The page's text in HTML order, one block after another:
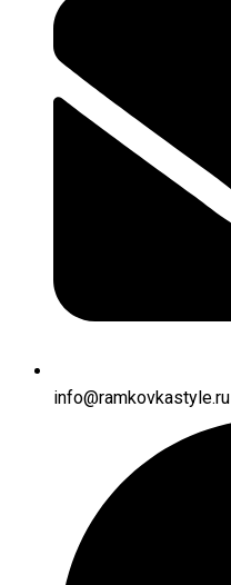
info@ramkovkastyle.ru